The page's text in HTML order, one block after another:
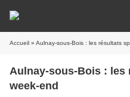
Accueil » Aulnay-sous-Bois : les résultats
Aulnay-sous-Bois :
week-end